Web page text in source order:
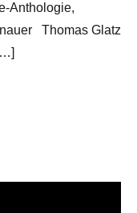
Anthologie,
Thomas Glatz